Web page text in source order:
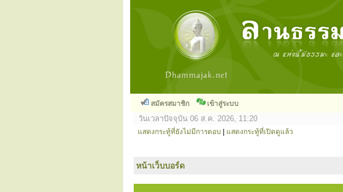
สมัครสมาชิก เข้าสู่ระบบ
วันเวลาปัจจุบัน 06 ส.ค. 2026, 11:20
แสดงกระทู้ที่ยังไม่มีการตอบ แสดงกระทู้ที่เปิดดูแล้ว
หน้าเว็บบอร์ด